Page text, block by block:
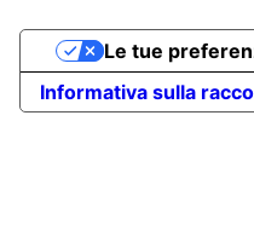
Informativa sulla
Le tue